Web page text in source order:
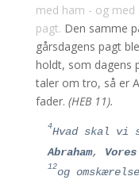
med ham - og
pagt. Den samme
gårsdagens pagt
holdt, som dagens
taler om tro, så er
fader. (HEB 11).
4Hvad skal vi
Abraham,
12og